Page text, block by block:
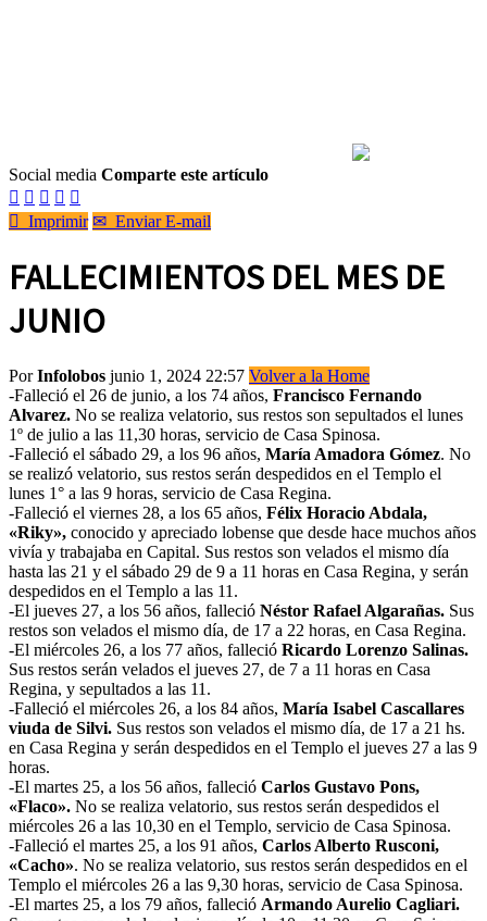
Social media Comparte este artículo
    
 Imprimir ✉ Enviar E-mail
FALLECIMIENTOS DEL MES DE
JUNIO
PorInfolobos junio 1, 2024 22:57 Volver a la Home
-Falleció el 26 de junio, a los 74 años, Francisco Fernando
Alvarez. No se realiza velatorio, sus restos son sepultados el lunes
1º de julio a las 11,30 horas, servicio de Casa Spinosa.
-Falleció el sábado 29, a los 96 años, María Amadora Gómez. No
se realizó velatorio, sus restos serán despedidos en el Templo el
lunes 1° a las 9 horas, servicio de Casa Regina.
-Falleció el viernes 28, a los 65 años, Félix Horacio Abdala,
«Riky», conocido y apreciado lobense que desde hace muchos años
vivía y trabajaba en Capital. Sus restos son velados el mismo día
hasta las 21 y el sábado 29 de 9 a 11 horas en Casa Regina, y serán
despedidos en el Templo a las 11.
-El jueves 27, a los 56 años, falleció Néstor Rafael Algarañas. Sus
restos son velados el mismo día, de 17 a 22 horas, en Casa Regina.
-El miércoles 26, a los 77 años, falleció Ricardo Lorenzo Salinas.
Sus restos serán velados el jueves 27, de 7 a 11 horas en Casa
Regina, y sepultados a las 11.
-Falleció el miércoles 26, a los 84 años, María Isabel Cascallares
viuda de Silvi. Sus restos son velados el mismo día, de 17 a 21 hs.
en Casa Regina y serán despedidos en el Templo el jueves 27 a las 9
horas.
-El martes 25, a los 56 años, falleció Carlos Gustavo Pons,
«Flaco». No se realiza velatorio, sus restos serán despedidos el
miércoles 26 a las 10,30 en el Templo, servicio de Casa Spinosa.
-Falleció el martes 25, a los 91 años, Carlos Alberto Rusconi,
«Cacho». No se realiza velatorio, sus restos serán despedidos en el
Templo el miércoles 26 a las 9,30 horas, servicio de Casa Spinosa.
-El martes 25, a los 79 años, falleció Armando Aurelio Cagliari.